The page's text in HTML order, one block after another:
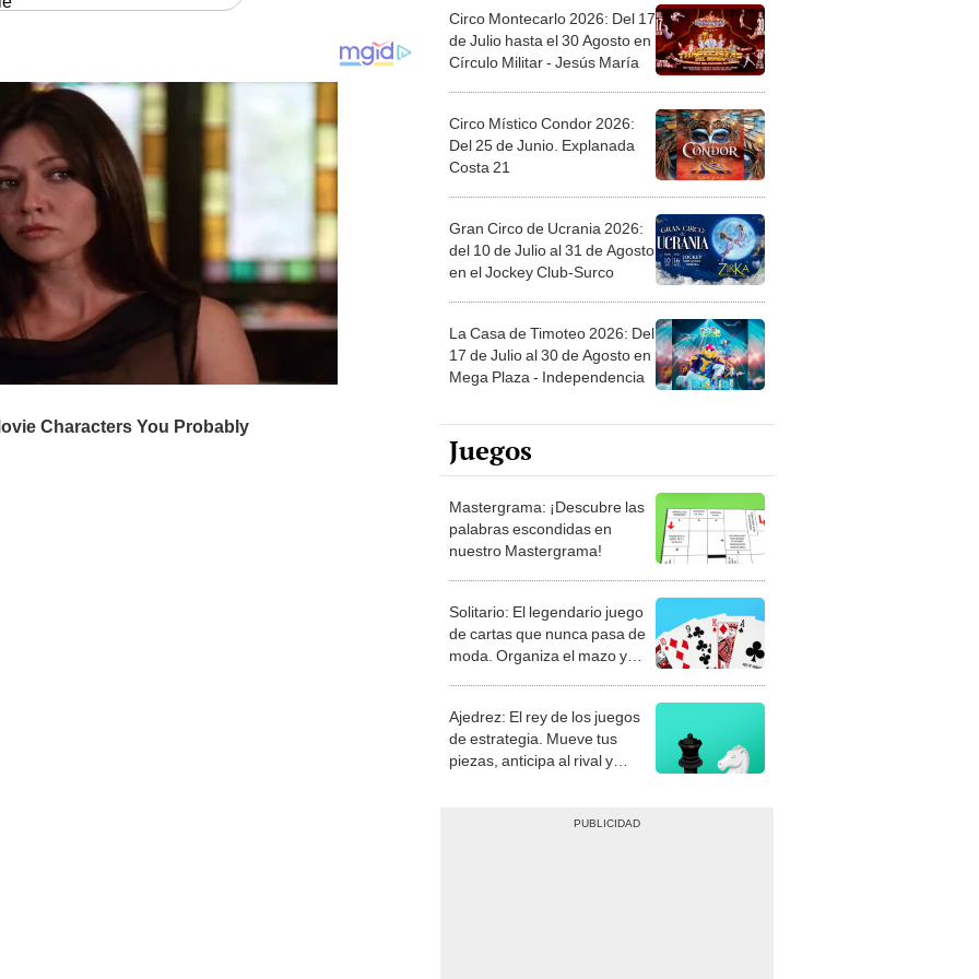
Circo Montecarlo 2026: Del 17
de Julio hasta el 30 Agosto en
Círculo Militar - Jesús María
Circo Místico Condor 2026:
Del 25 de Junio. Explanada
Costa 21
Gran Circo de Ucrania 2026:
del 10 de Julio al 31 de Agosto
en el Jockey Club-Surco
La Casa de Timoteo 2026: Del
17 de Julio al 30 de Agosto en
Mega Plaza - Independencia
Juegos
Mastergrama: ¡Descubre las
palabras escondidas en
nuestro Mastergrama!
Solitario: El legendario juego
de cartas que nunca pasa de
moda. Organiza el mazo y
Ajedrez: El rey de los juegos
de estrategia. Mueve tus
piezas, anticipa al rival y